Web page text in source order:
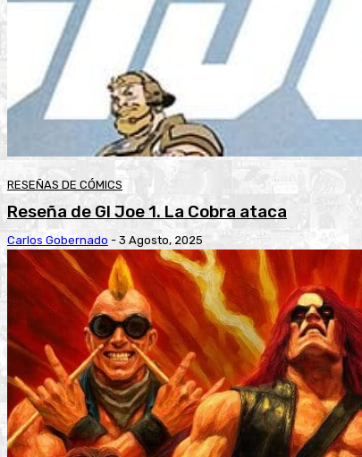
RESEÑAS DE CÓMICS
Reseña de GI Joe 1. La Cobra ataca
Carlos Gobernado - 3 Agosto, 2025